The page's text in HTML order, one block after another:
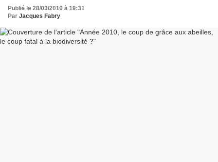
Publié le 28/03/2010 à 19:31
Par Jacques Fabry